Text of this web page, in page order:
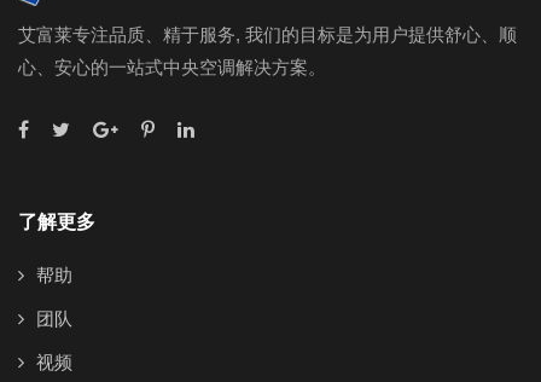
艾富莱专注品质、精于服务, 我们的目标是为用户提供舒心、顺
心、安心的一站式中央空调解决方案。
了解更多
帮助
团队
视频